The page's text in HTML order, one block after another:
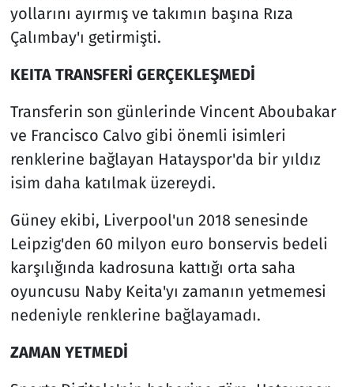
yollarını ayırmış ve takımın başına Rıza
Çalımbay'ı getirmişti.
KEITA TRANSFERİ GERÇEKLEŞMEDİ
Transferin son günlerinde Vincent Aboubakar
ve Francisco Calvo gibi önemli isimleri
renklerine bağlayan Hatayspor'da bir yıldız
isim daha katılmak üzereydi.
Güney ekibi, Liverpool'un 2018 senesinde
Leipzig'den 60 milyon euro bonservis bedeli
karşılığında kadrosuna kattığı orta saha
oyuncusu Naby Keita'yı zamanın yetmemesi
nedeniyle renklerine bağlayamadı.
ZAMAN YETMEDİ